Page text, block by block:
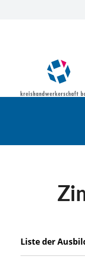
a
p
Liste der